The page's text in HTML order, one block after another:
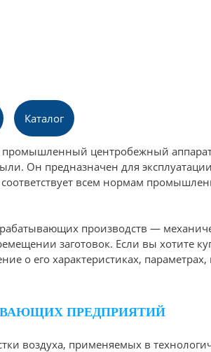
Каталог
промышленный центробежный
Он предназначен для
всем нормам
производств —
заготовок. Если вы хотите
о его характеристиках,
ПРЕДПРИЯТИЙ
воздуха, применяемых в